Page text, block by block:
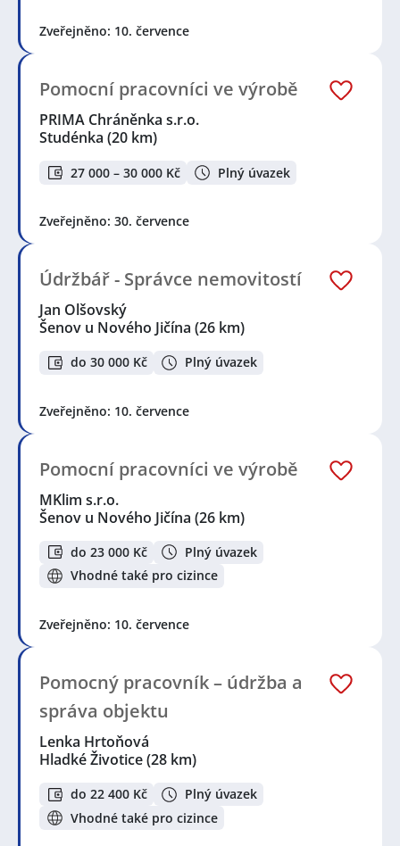
Zveřejněno: 10. července
Pomocní pracovníci ve výrobě
PRIMA Chráněnka s.r.o.
Studénka (20 km)
27 000 – 30 000 Kč Plný úvazek
Zveřejněno: 30. července
Údržbář - Správce nemovitostí
Jan Olšovský
Šenov u Nového Jičína (26 km)
do 30 000 Kč Plný úvazek
Zveřejněno: 10. července
Pomocní pracovníci ve výrobě
MKlim s.r.o.
Šenov u Nového Jičína (26 km)
do 23 000 Kč
Plný úvazek
Vhodné také pro cizince
Zveřejněno: 10. července
Pomocný pracovník – údržba a
správa objektu
Lenka Hrtoňová
Hladké Životice(28 km)
do 22 400 Kč
Plný úvazek
Vhodné také pro cizince